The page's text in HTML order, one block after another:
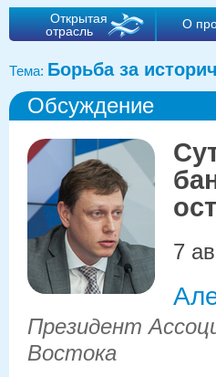
Открытая
отрасль
О
Тема: Борьба за
Обсуждение
7
Президент
Востока